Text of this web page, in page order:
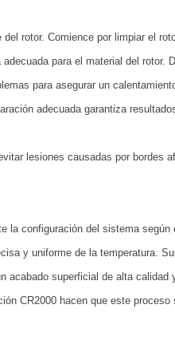
rotor. Comience por limpiar el
para el material del rotor.
para asegurar un
adecuada garantiza
lesiones causadas por bordes
la configuración del sistema según
y uniforme de la temperatura.
acabado superficial de alta calidad
CR2000 hacen que este proceso